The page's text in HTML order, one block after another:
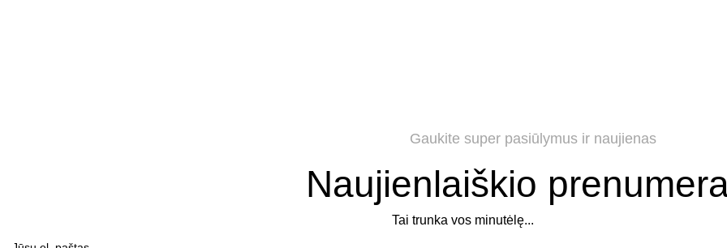
Gaukite super pasiūlymus ir naujienas
Naujienlaiškio
Tai trunka vos minutėlę...